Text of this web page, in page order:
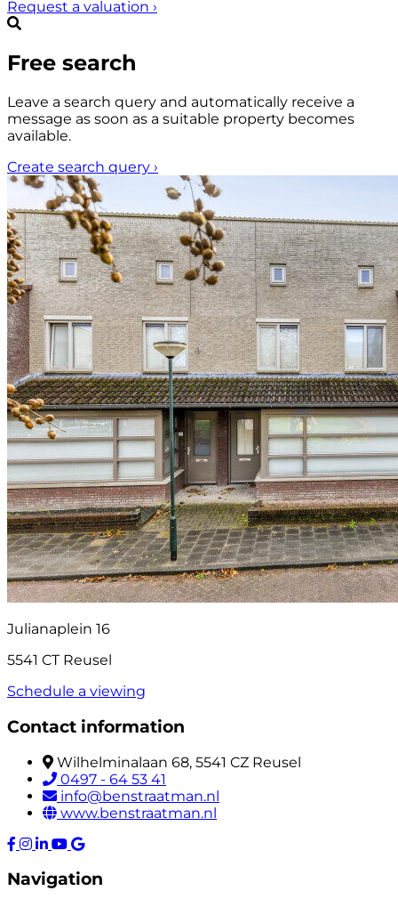
Request a valuation ›
Free search
Leave a search query and automatically receive a
message as soon as a suitable property becomes
available.
Create search query ›
Julianaplein 16
5541 CT Reusel
Schedule a viewing
Contact information
Wilhelminalaan 68, 5541 CZ Reusel
0497 - 64 53 41
info@benstraatman.nl
www.benstraatman.nl
Navigation